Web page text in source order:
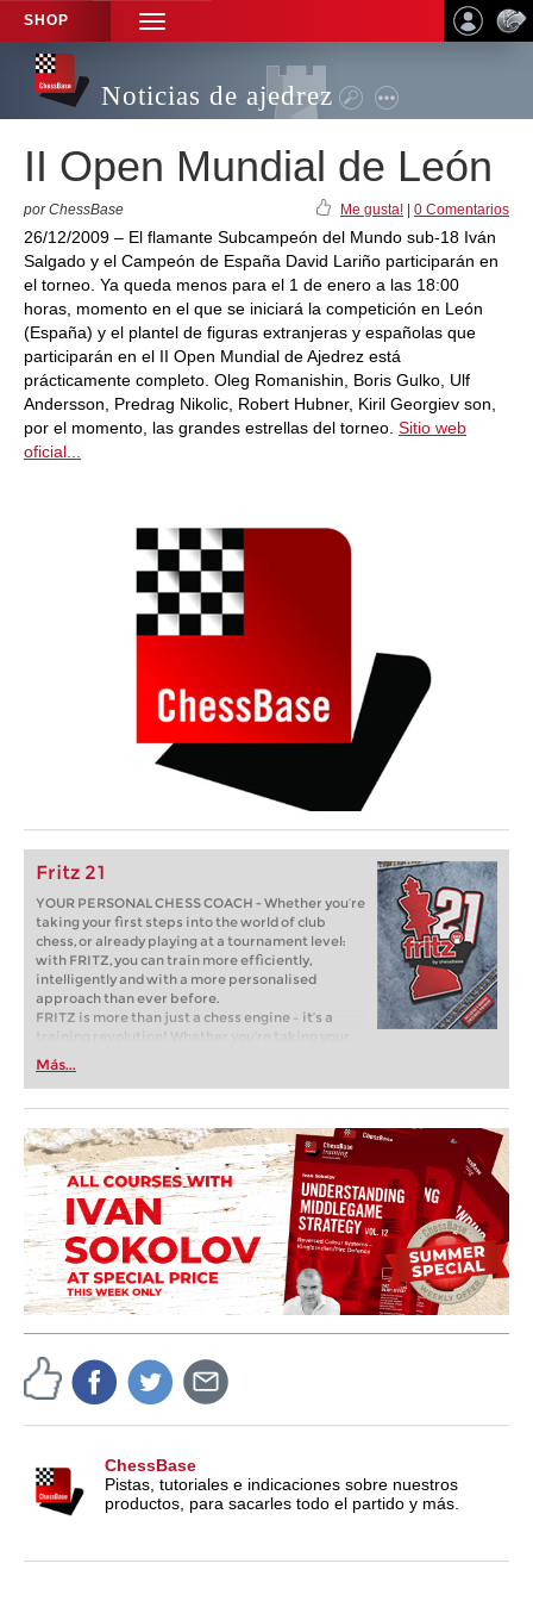
SHOP
TOGGLE
NAVIGATION
Noticias de ajedrez
II Open Mundial de León
por ChessBase Me gusta! 0 Comentarios
26/12/2009 – El flamante Subcampeón del Mundo sub-18 Iván
Salgado y el Campeón de España David Lariño participarán en
el torneo. Ya queda menos para el 1 de enero a las 18:00
horas, momento en el que se iniciará la competición en León
(España) y el plantel de figuras extranjeras y españolas que
participarán en el II Open Mundial de Ajedrez está
prácticamente completo. Oleg Romanishin, Boris Gulko, Ulf
Andersson, Predrag Nikolic, Robert Hubner, Kiril Georgiev son,
por el momento, las grandes estrellas del torneo. Sitio web
oficial...
Fritz 21
YOUR PERSONAL CHESS COACH - Whether you’re
taking your first steps into the world of club
chess, or already playing at a tournament level:
with FRITZ, you can train more efficiently,
intelligently and with a more personalised
approach than ever before.
FRITZ is more than just a chess engine – it’s a
training revolution! Whether you’re taking your
first steps into the world of club chess, or already
playing at a tournament level: with FRITZ, you can
train more efficiently, intelligently and with a
more personalised approach than ever before.
Más...
ChessBase
Pistas, tutoriales e indicaciones sobre nuestros
productos, para sacarles todo el partido y más.